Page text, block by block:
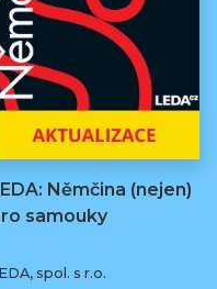
Němčina (nejen)
samouky
spol. s r.o.